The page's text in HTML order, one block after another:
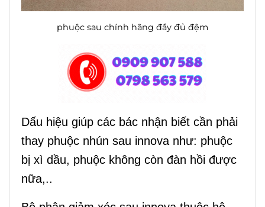
phuộc sau chính hãng đầy đủ đệm
Dấu hiệu giúp các bác nhận biết cần phải
thay phuộc nhún sau innova như: phuộc
bị xì dầu, phuộc không còn đàn hồi được
nữa,..